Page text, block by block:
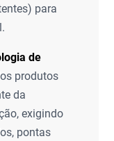
para
de
produtos
da
exigindo
pontas